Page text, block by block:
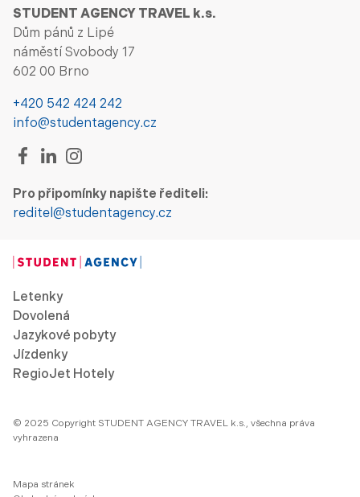
STUDENT AGENCY TRAVEL k.s.
Dům pánů z Lipé
náměstí Svobody 17
602 00 Brno
+420 542 424 242
info@studentagency.cz
Pro připomínky napište řediteli:
reditel@studentagency.cz
Letenky
Dovolená
Jazykové pobyty
Jízdenky
RegioJet Hotely
© 2025 Copyright STUDENT AGENCY TRAVEL k.s., všechna práva
vyhrazena
Mapa stránek